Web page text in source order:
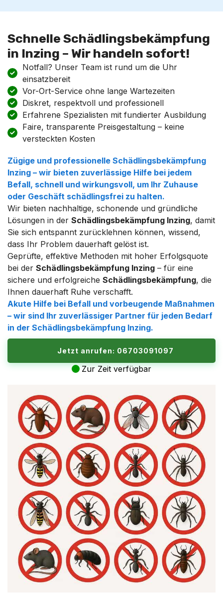
Schnelle Schädlingsbekämpfung
in Inzing – Wir handeln sofort!
Notfall? Unser Team ist rund um die Uhr
einsatzbereit
Vor-Ort-Service ohne lange Wartezeiten
Diskret, respektvoll und professionell
Erfahrene Spezialisten mit fundierter Ausbildung
Faire, transparente Preisgestaltung – keine
versteckten Kosten
Zügige und professionelle Schädlingsbekämpfung
Inzing – wir bieten zuverlässige Hilfe bei jedem
Befall, schnell und wirkungsvoll, um Ihr Zuhause
oder Geschäft schädlingsfrei zu halten.
Wir bieten nachhaltige, schonende und gründliche
Lösungen in der Schädlingsbekämpfung Inzing, damit
Sie sich entspannt zurücklehnen können, wissend,
dass Ihr Problem dauerhaft gelöst ist.
Geprüfte, effektive Methoden mit hoher Erfolgsquote
bei der Schädlingsbekämpfung Inzing – für eine
sichere und erfolgreiche Schädlingsbekämpfung, die
Ihnen dauerhaft Ruhe verschafft.
Akute Hilfe bei Befall und vorbeugende Maßnahmen
– wir sind Ihr zuverlässiger Partner für jeden Bedarf
in der Schädlingsbekämpfung Inzing.
Jetzt anrufen: 06703091097
Zur Zeit verfügbar